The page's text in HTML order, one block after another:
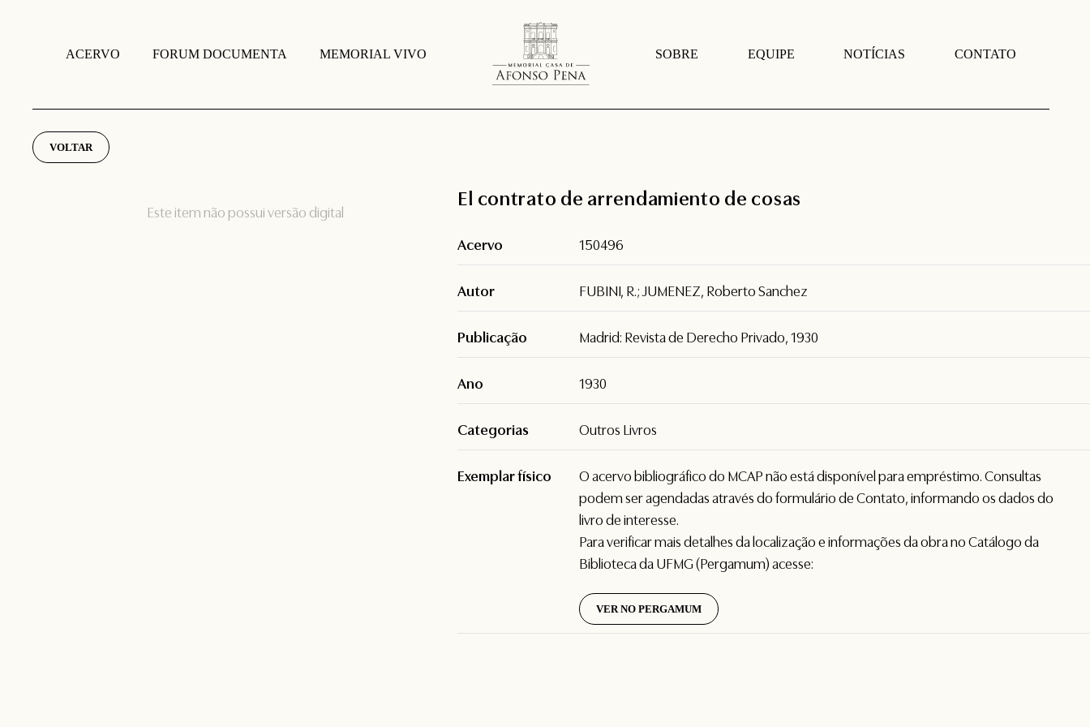
ACERVO FORUM DOCUMENTA MEMORIAL VIVO SOBRE EQUIPE NOTÍCIAS CONTATO
VOLTAR
Este item não possui versão digital
El contrato de arrendamiento de cosas
Acervo 150496
Autor FUBINI, R.; JUMENEZ, Roberto Sanchez
Publicação Madrid: Revista de Derecho Privado, 1930
Ano 1930
Categorias Outros Livros
Exemplar físico
O acervo bibliográfico do MCAP não está disponível para empréstimo. Consultas
podem ser agendadas através do formulário deContato, informando os dados do
livro de interesse.
Para verificar mais detalhes da localização e informações da obra no Catálogo da
Biblioteca da UFMG (Pergamum) acesse:
VER NO PERGAMUM